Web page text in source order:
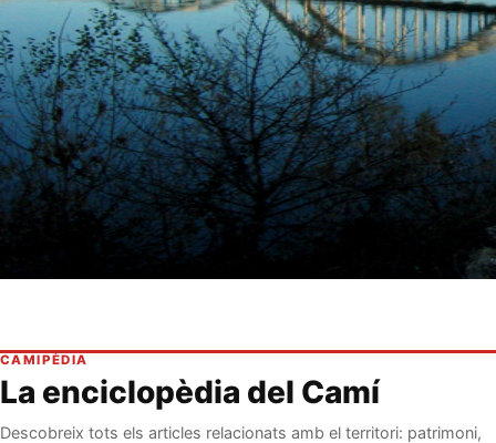
CAMIPÈDIA
La enciclopèdia del Camí
Descobreix tots els articles relacionats amb el territori: patrimoni,